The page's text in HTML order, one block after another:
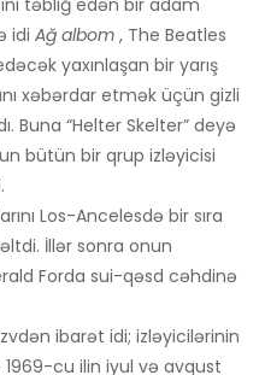
idi Ağ albom , The Beatles
yaxınlaşan bir yarış
xəbərdar etmək üçün gizli
Buna “Helter Skelter” deyə
bütün bir qrup izləyicisi
Los-Ancelesdə bir sıra
İllər sonra onun
Forda sui-qəsd cəhdinə
ibarət idi; izləyicilərinin
cu ilin iyul və avqust